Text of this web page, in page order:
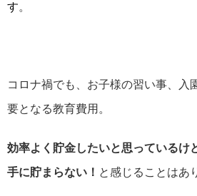
す。
コロナ禍でも、お子様の習い事、入
要となる教育費用。
効率よく貯金したいと思っているけ
手に貯まらない！ と感じることはあ